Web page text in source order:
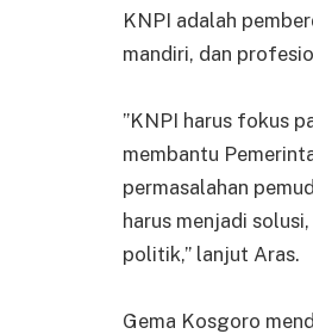
KNPI adalah
mandiri, dan
‎”KNPI harus fokus
membantu
permasalahan
harus menjadi
politik,” lanjut Aras.
Gema Kosgoro